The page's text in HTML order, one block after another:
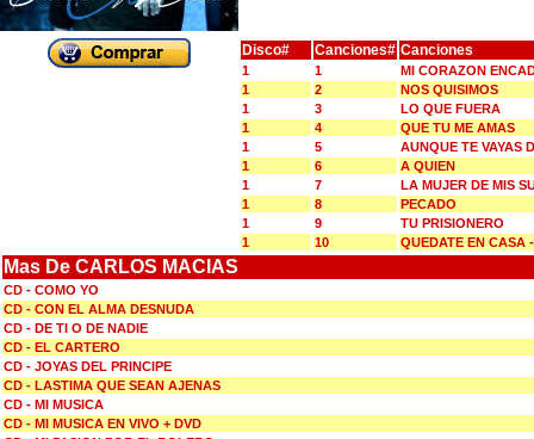
Disco# Canciones# Canciones
1 1
MI CORAZON
1
2
NOS QUISIMOS
1
3
LO QUE FUERA
1
4
QUE TU ME AMAS
1
5
AUNQUE TE VAYAS
1
6
A QUIEN
1
7
LA MUJER DE MIS
1
8
PECADO
1
9
TU PRISIONERO
1
10 QUEDATE EN CASA
Mas De CARLOS MACIAS
CD - COMO YO
CD - CON EL ALMA DESNUDA
CD - DE TI O DE NADIE
CD - EL CARTERO
CD - JOYAS DEL PRINCIPE
CD - LASTIMA QUE SEAN AJENAS
CD - MI MUSICA
CD - MI MUSICA EN VIVO + DVD